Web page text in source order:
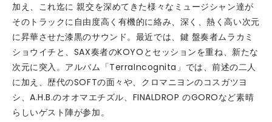
加え、これ迄に 親交を深めてきた様々なミュージシャン達が
そのトラックに自由度高く有機的に絡み、深く、熱く高い次元
に昇華させた漆黒のサウンド。最近では、鍵 盤奏者ムラカミ
ショウイチと、SAX奏者のKOYOとセッションを重ね、新たな
次元に突入。アルバム「TerraIncognita」では、前述の二人
に加え、歴代のSOFTの面々や、クロマニヨンのコスガツヨ
シ、A.H.B.のオオマエチズル、FINALDROP のGOROなど素晴
らしいゲスト陣が参加。